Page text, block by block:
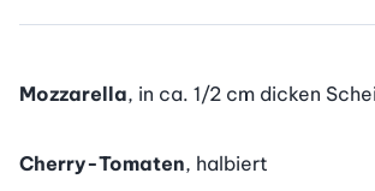
Mozzarella, in ca. 1/2 cm dicken
Cherry-Tomaten, halbiert